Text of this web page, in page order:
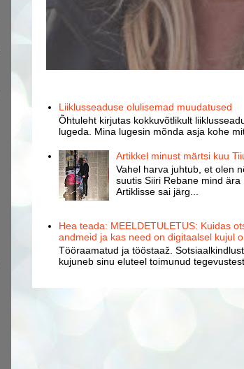
Liiklusseaduse olulisemad muudatused
Õhtuleht kirjutas kokkuvõtlikult
lugeda. Mina lugesin mõnda asja kohe
Artikkel minust märtsi kuu
Vahel harva juhtub, et olen
suutis Siiri Rebane mind
Artiklisse sai järg...
Hea teada: MEELDETULETUS: Kuidas
andmeid ja kas need on digitaalsel kujul
Tööraamatud ja tööstaaž.
kujuneb sinu eluteel toimunud